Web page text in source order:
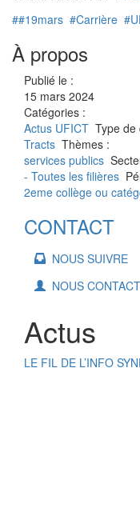
##19mars #Carrière
À propos
Publié le :
15 mars 2024
Catégories :
Actus UFICT Type de
Tracts Thèmes :
services publics
- Toutes les filières
2eme collège ou
CONTACT
NOUS SUIVRE
NOUS
Actus
LE FIL DE L’INFO